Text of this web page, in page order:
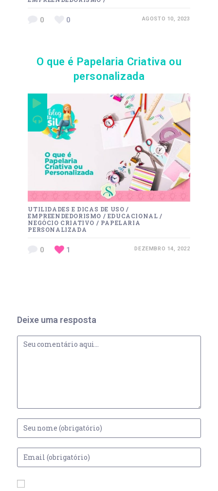
0 0 AGOSTO 10, 2023
O que é Papelaria Criativa ou
personalizada
UTILIDADES E DICAS DE USO /
EMPREENDEDORISMO / EDUCACIONAL /
NEGÓCIO CRIATIVO / PAPELARIA
PERSONALIZADA
0 1 DEZEMBRO 14, 2022
Deixe uma resposta